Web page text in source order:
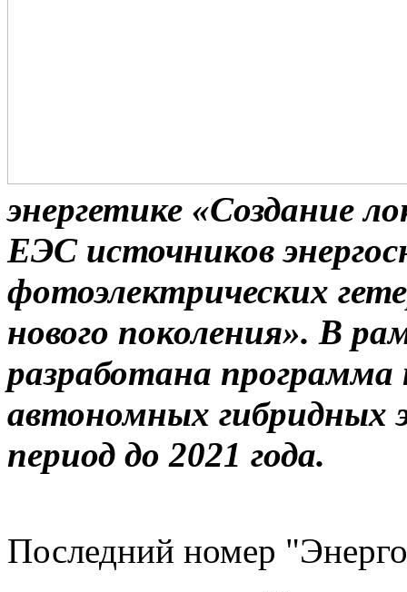
энергетике «Создание
ЕЭС источников
фотоэлектрических
нового поколения». В
разработана
автономных гибридных
период до2021 года.
Последний номер